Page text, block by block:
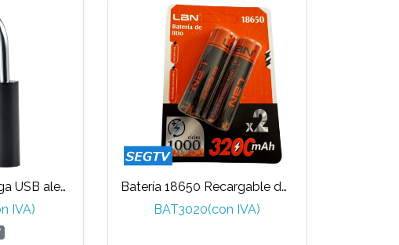
Candado con carga USB aleación de zinc, con huella digital, sin llave IP54
IVA)
Batería 18650 Recargable de litio , marca LBN 3200mAh 3.7V 2 Unidades
BAT3020(con IVA)